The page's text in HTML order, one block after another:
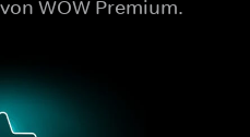
WOW Premium.